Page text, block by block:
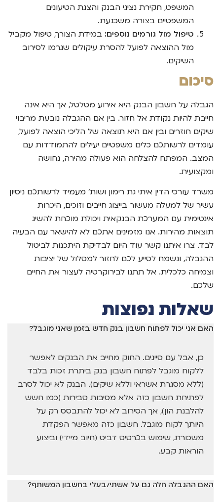
המשפט, חקירת נציגי הבנק והצגת הטיעונים
המשפטיים בצורה משכנעת.
טיפול מול גורמים נוספים: במידת הצורך, טיפול מקביל
מול ההוצאה לפועל להסרת עיקולים שגרמו לסירוב
השיקים.
סיכום
הגבלה על חשבון הבנק היא אירוע מטלטל, אך היא אינה
חייבת להיות נקודת אל חזור. בין אם ההגבלה נובעת מריבוי
שיקים חוזרים ובין אם היא תוצאה של הליכי הוצאה לפועל,
עומדים לרשותכם כלים משפטיים יעילים להתמודדות עם
המצב. המפתח להצלחה הוא פעולה מהירה, נחושה
ומקצועית.
משרד עורכי הדין איתי גת רימון ושות' מעמיד לרשותכם ניסיון
עשיר של למעלה מעשור בייצוג חייבים וזוכים, היכרות
אינטימית עם המערכת הבנקאית ויכולת מוכחת להשיג
תוצאות מהירות. אנו מזמינים אתכם לא להישאר עם הבעיה
לבד. צרו איתנו קשר עוד היום לבדיקת היתכנות לביטול
ההגבלה, ונשמח לסייע לכם לחזור למסלול של יציבות
וצמיחה כלכלית. אל תתנו לבירוקרטיה לעצור את החיים
שלכם.
שאלות נפוצות
האם אני יכול לפתוח חשבון בנק חדש בזמן שאני מוגבל?
כן, אבל עם סייגים. החוק מחייב את הבנקים לאפשר
ללקוח מוגבל לפתוח חשבון בנק ביתרת זכות בלבד
(ללא מסגרת אשראי וללא שיקים). הבנק לא יכול לסרב
לפתיחת חשבון כזה אלא מסיבות סבירות (כמו חשש
להלבנת הון), אך הסירוב לא יכול להתבסס רק על
היותך לקוח מוגבל. חשבון כזה מאפשר הפקדת
משכורת, שימוש בכרטיס דביט (חיוב מיידי) וביצוע
הוראות קבע.
האם ההגבלה חלה גם על אשתי/בעלי בחשבון המשותף?